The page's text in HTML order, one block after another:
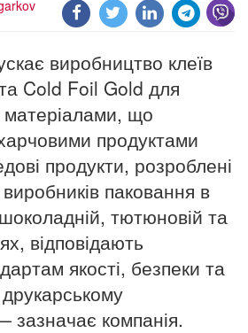
виробництво клеїв
Cold Foil Gold для
матеріалами, що
продуктами
продукти, розроблені
паковання в
тютюновій та
відповідають
якості, безпеки та
зазначає компанія.